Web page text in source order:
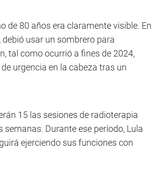
de 80 años era claramente visible. En
usar un sombrero para
tal como ocurrió a fines de 2024,
urgencia en la cabeza tras un
15 las sesiones de radioterapia
Durante ese período, Lula
ejerciendo sus funciones con